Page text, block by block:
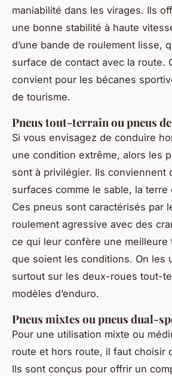
maniabilité dans les virages. Ils
une bonne stabilité à haute
d’une bande de roulement lisse,
surface de contact avec la route.
convient pour les bécanes
de tourisme.
Pneus tout-terrain ou pneus
Si vous envisagez de conduire
une condition extrême, alors les
sont à privilégier. Ils conviennent
surfaces comme le sable, la terre
Ces pneus sont caractérisés par
roulement agressive avec des
ce qui leur confère une meilleure
que soient les conditions. On les
surtout sur les deux-roues tout-
modèles d’enduro.
Pneus mixtes ou pneus dual-
Pour une utilisation mixte ou
route et hors route, il faut choisir
Ils sont conçus pour offrir un